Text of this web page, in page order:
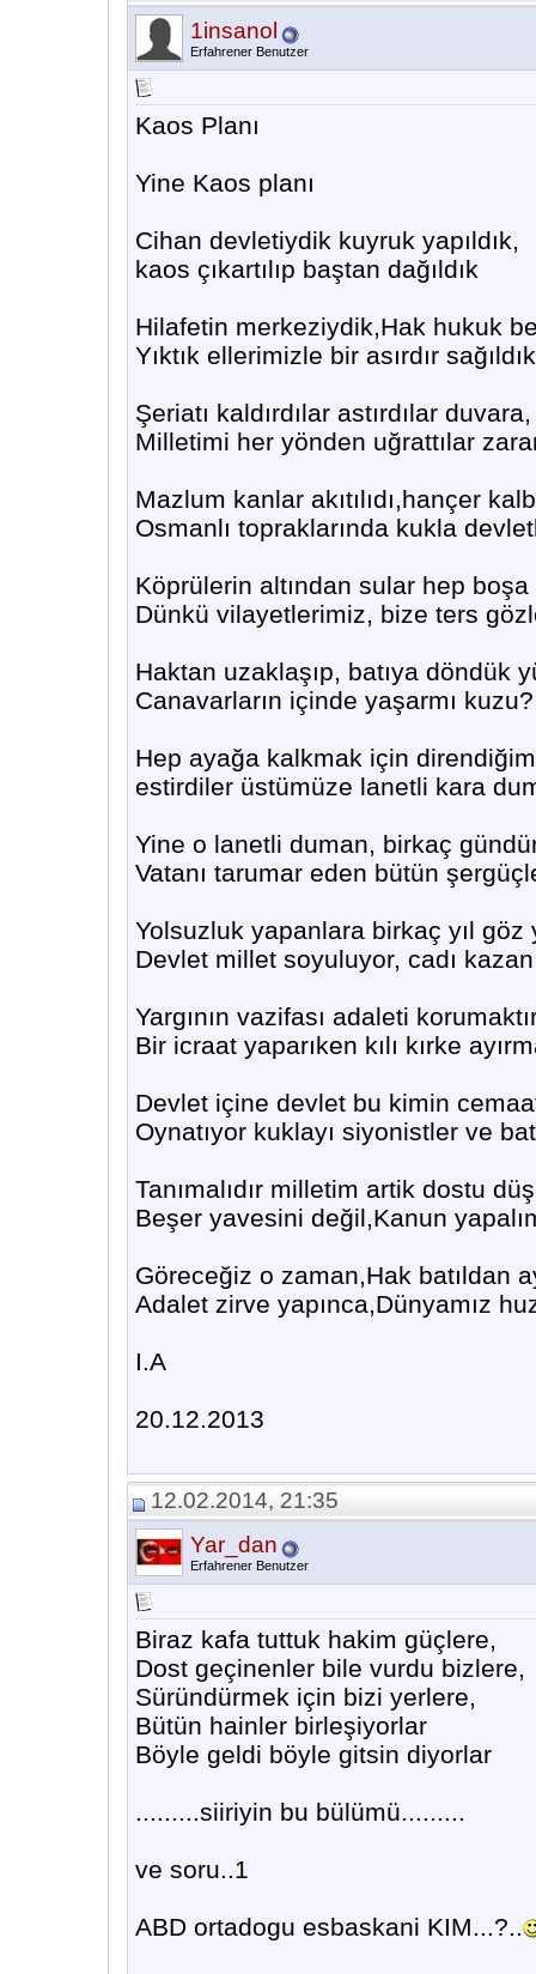
1insanol
Erfahrener Benutzer
Kaos Planı
Yine Kaos planı
Cihan devletiydik kuyruk yapıldık,
kaos çıkartılıp baştan dağıldık
Hilafetin merkeziydik,Hak hukuk
Yıktık ellerimizle bir asırdır sağıldık
Şeriatı kaldırdılar astırdılar duvara,
Milletimi her yönden uğrattılar
Mazlum kanlar akıtılıdı,hançer
Osmanlı topraklarında kukla
Köprülerin altından sular hep boşa
Dünkü vilayetlerimiz, bize ters
Haktan uzaklaşıp, batıya döndük
Canavarların içinde yaşarmı kuzu?
Hep ayağa kalkmak için
estirdiler üstümüze lanetli kara
Yine o lanetli duman, birkaç
Vatanı tarumar eden bütün
Yolsuzluk yapanlara birkaç yıl göz
Devlet millet soyuluyor, cadı
Yargının vazifası adaleti
Bir icraat yaparıken kılı kırke
Devlet içine devlet bu kimin
Oynatıyor kuklayı siyonistler ve
Tanımalıdır milletim artik dostu
Beşer yavesini değil,Kanun
Göreceğiz o zaman,Hak batıldan
Adalet zirve yapınca,Dünyamız
I.A
20.12.2013
12.02.2014, 21:35
Yar_dan
Erfahrener Benutzer
Biraz kafa tuttuk hakim güçlere,
Dost geçinenler bile vurdu bizlere,
Süründürmek için bizi yerlere,
Bütün hainler birleşiyorlar
Böyle geldi böyle gitsin diyorlar
.........siiriyin bu bülümü.........
ve soru..1
ABD ortadogu esbaskani KIM...?..